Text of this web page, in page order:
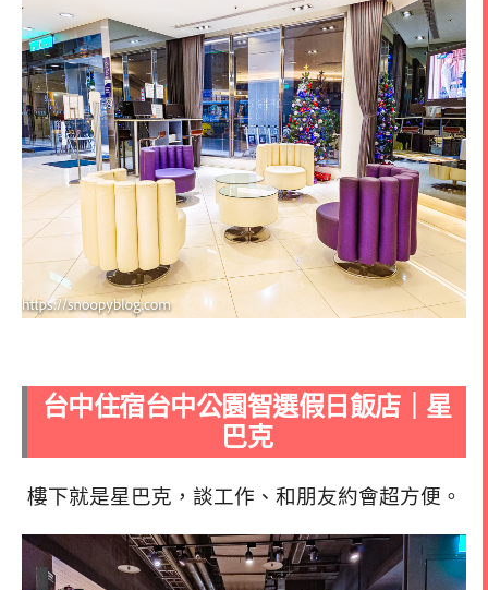
台中住宿台中公園智選假日飯店｜星
巴克
樓下就是星巴克，談工作、和朋友約會超方便。